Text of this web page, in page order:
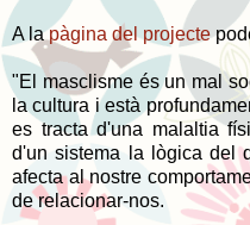
A lapàgina del projecte
"El masclisme és un mal
la cultura i està
es tracta d'una malaltia
d'un sistema la lògica del
afecta al nostre
de relacionar-nos.